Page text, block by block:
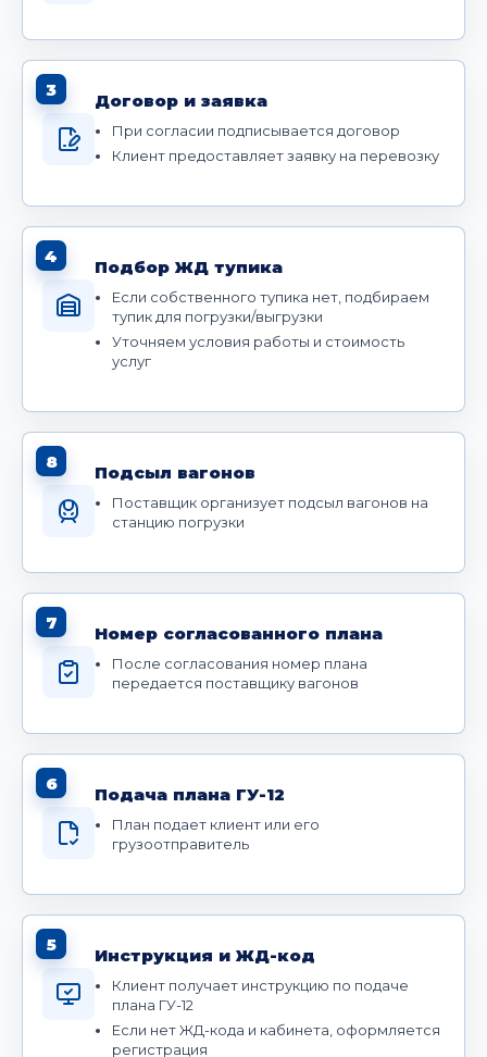
3
Договор и заявка
При согласии подписывается договор
Клиент предоставляет заявку на перевозку
4
Подбор ЖД тупика
Если собственного тупика нет, подбираем
тупик для погрузки/выгрузки
Уточняем условия работы и стоимость
услуг
8
Подсыл вагонов
Поставщик организует подсыл вагонов на
станцию погрузки
7
Номер согласованного плана
После согласования номер плана
передается поставщику вагонов
6
Подача плана ГУ-12
План подает клиент или его
грузоотправитель
5
Инструкция и ЖД-код
Клиент получает инструкцию по подаче
плана ГУ-12
Если нет ЖД-кода и кабинета, оформляется
регистрация